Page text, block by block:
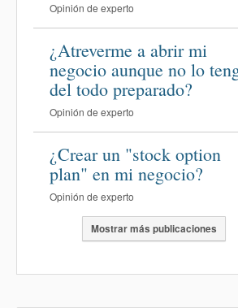
Opinión de experto
¿Atreverme a abrir mi
negocio aunque no lo
del todo preparado?
Opinión de experto
¿Crear un "stock option
plan" en mi negocio?
Opinión de experto
Mostrar más publicaciones